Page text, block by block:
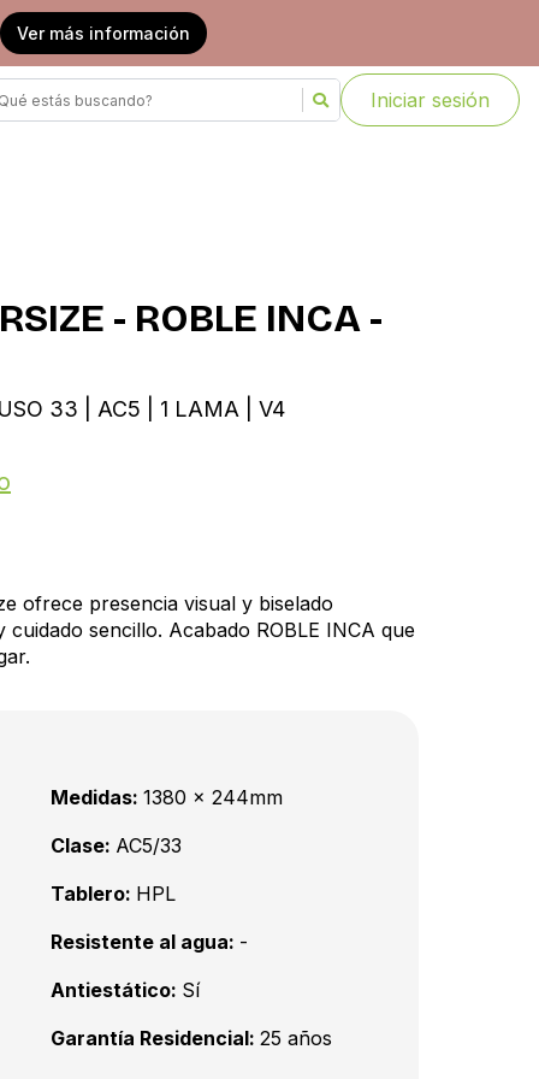
Ver más información
Iniciar sesión
- ROBLE INCA -
33 | AC5 | 1 LAMA | V4
ofrece presencia visual y biselado
sencillo. Acabado ROBLE INCA que
Medidas: 1380 x 244mm
Clase: AC5/33
Tablero: HPL
Resistente al agua: -
Antiestático: Sí
Garantía Residencial: 25 años